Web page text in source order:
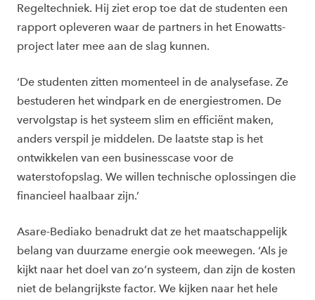
Regeltechniek. Hij ziet erop toe dat de studenten een
rapport opleveren waar de partners in het Enowatts-
project later mee aan de slag kunnen.
‘De studenten zitten momenteel in de analysefase. Ze
bestuderen het windpark en de energiestromen. De
vervolgstap is het systeem slim en efficiënt maken,
anders verspil je middelen. De laatste stap is het
ontwikkelen van een businesscase voor de
waterstofopslag. We willen technische oplossingen die
financieel haalbaar zijn.’
Asare-Bediako benadrukt dat ze het maatschappelijk
belang van duurzame energie ook meewegen. ‘Als je
kijkt naar het doel van zo’n systeem, dan zijn de kosten
niet de belangrijkste factor. We kijken naar het hele